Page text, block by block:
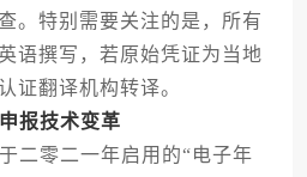
。特别需要关注的是，所有
语撰写，若原始凭证为当地
证翻译机构转译。
报技术变革
零二一年启用的“电子年